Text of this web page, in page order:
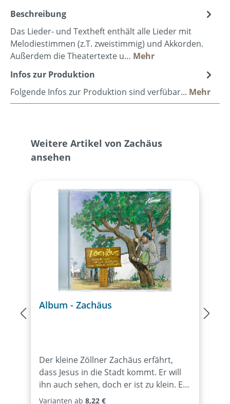
Beschreibung
Das Lieder- und Textheft enthält alle Lieder mit
Melodiestimmen (z.T. zweistimmig) und Akkorden.
Außerdem die Theatertexte u… Mehr
Infos zur Produktion
Folgende Infos zur Produktion sind verfübar... Mehr
Produktgalerie überspringen
Weitere Artikel von Zachäus
ansehen
Album - Zachäus
Der kleine Zöllner Zachäus erfährt,
dass Jesus in die Stadt kommt. Er will
ihn auch sehen, doch er ist zu klein. Er
klettert deshalb auf einen
Varianten ab 8,22 €